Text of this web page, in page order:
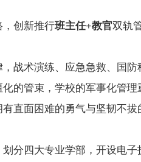
，创新推行班主任+教官双轨
战术演练、应急急救、国
的管束，学校的军事化管理
直面困难的勇气与坚韧不拔
分四大专业学部，开设电子